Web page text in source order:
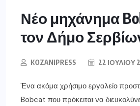
Νέο μηχάνημα
τον Δήμο
KOZANIPRESS 22 ΙΟΥΛΊΟΥ
Ένα ακόμα χρήσιμο εργαλείο
Bobcat που πρόκειται να